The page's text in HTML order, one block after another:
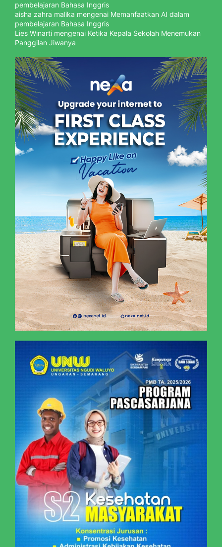
pembelajaran Bahasa Inggris
aisha zahra malika mengenai Memanfaatkan AI dalam
pembelajaran Bahasa Inggris
Lies Winarti mengenai Ketika Kepala Sekolah Menemukan
Panggilan Jiwanya